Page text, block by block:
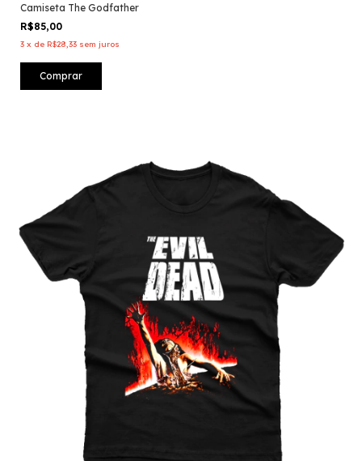
Camiseta The Godfather
R$85,00
3 x de R$28,33 sem juros
Comprar